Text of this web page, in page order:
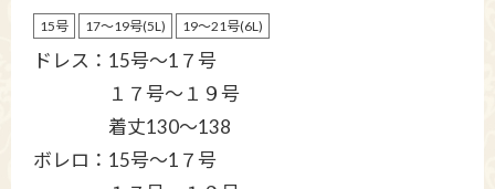
15号 17～19号(5L) 19～21号(6L)
ドレス：15号～1７号
１７号〜１９号
着丈130〜138
ボレロ：15号～1７号